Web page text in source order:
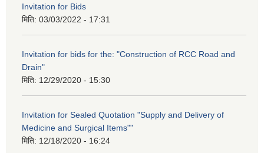
Invitation for Bids
मिति: 03/03/2022 - 17:31
Invitation for bids for the: "Construction of RCC Road and
Drain"
मिति: 12/29/2020 - 15:30
Invitation for Sealed Quotation "Supply and Delivery of
Medicine and Surgical Items""
मिति: 12/18/2020 - 16:24